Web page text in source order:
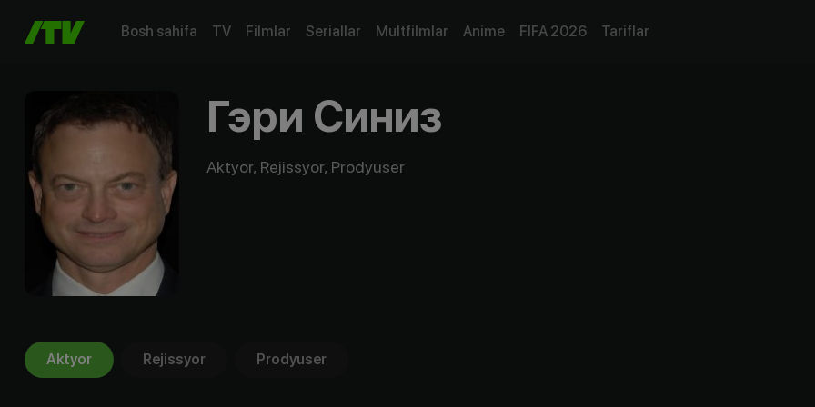
Bosh sahifa TV Filmlar Seriallar Multfilmlar Anime FIFA 2026 Tariflar
Гэри Синиз
Aktyor, Rejissyor, Prodyuser
Aktyor Rejissyor Prodyuser